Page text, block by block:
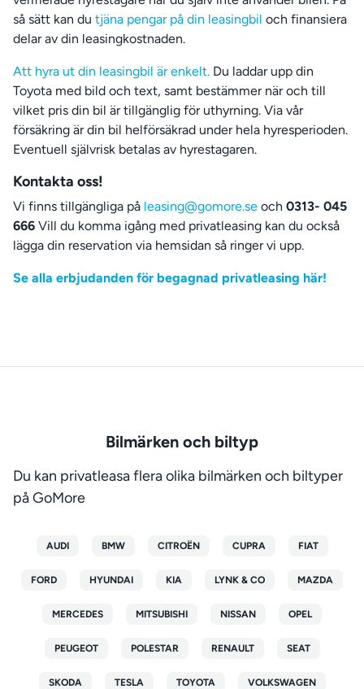
så sätt kan du tjäna pengar på din leasingbil och finansiera
delar av din leasingkostnaden.
Att hyra ut din leasingbil är enkelt. Du laddar upp din
Toyota med bild och text, samt bestämmer när och till
vilket pris din bil är tillgänglig för uthyrning. Via vår
försäkring är din bil helförsäkrad under hela hyresperioden.
Eventuell självrisk betalas av hyrestagaren.
Kontakta oss!
Vi finns tillgängliga på leasing@gomore.se och 0313- 045
666 Vill du komma igång med privatleasing kan du också
lägga din reservation via hemsidan så ringer vi upp.
Se alla erbjudanden för begagnad privatleasing här!
Bilmärken och biltyp
Du kan privatleasa flera olika bilmärken och biltyper
på GoMore
AUDI BMW CITROËN CUPRA FIAT
FORD HYUNDAI KIA LYNK & CO MAZDA
MERCEDES MITSUBISHI NISSAN OPEL
PEUGEOT POLESTAR RENAULT SEAT
SKODA TESLA TOYOTA VOLKSWAGEN